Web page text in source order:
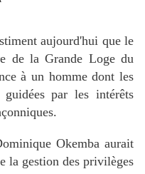
aujourd'hui que le
de la Grande Loge du
à un homme dont les
guidées par les intérêts
Okemba aurait
la gestion des privilèges